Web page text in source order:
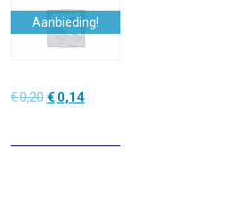
Aanbieding!
€0,20 Oorspronkelijke
€0,20.
€ 0,14Huidige
€0,14.